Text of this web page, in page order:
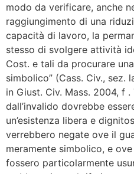
modo da verificare, anche
raggiungimento di una
capacità di lavoro, la
stesso di svolgere attività
Cost. e tali da procurare
simbolico” (Cass. Civ., sez.
in Giust. Civ. Mass. 2004, f
dall’invalido dovrebbe
un’esistenza libera e
verrebbero negate ove il
meramente simbolico, e
fossero particolarmente